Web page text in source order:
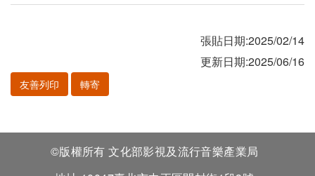
張貼日期:2025/02/14
更新日期:2025/06/16
友善列印 轉寄
©版權所有 文化部影視及流行音樂產業局